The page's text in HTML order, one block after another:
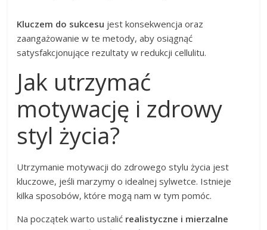
Kluczem do sukcesu jest konsekwencja oraz
zaangażowanie w te metody, aby osiągnąć
satysfakcjonujące rezultaty w redukcji cellulitu.
Jak utrzymać
motywację i zdrowy
styl życia?
Utrzymanie motywacji do zdrowego stylu życia jest
kluczowe, jeśli marzymy o idealnej sylwetce. Istnieje
kilka sposobów, które mogą nam w tym pomóc.
Na początek warto ustalić realistyczne i mierzalne